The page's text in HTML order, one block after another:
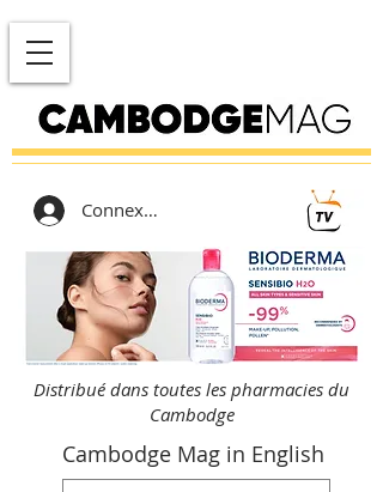
Connexion
Distribué dans toutes les pharmacies du
Cambodge
Cambodge Mag in English